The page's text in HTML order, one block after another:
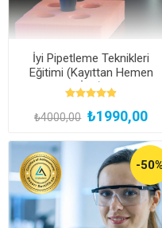
İyi Pipetleme Teknikleri
Eğitimi (Kayıttan Hemen
İzle)
₺4000,00 ₺1990,00
-50%